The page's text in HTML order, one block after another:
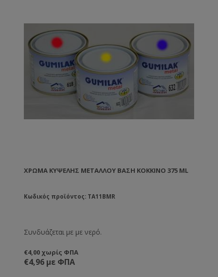
ΧΡΏΜΑ ΚΥΨΈΛΗΣ ΜΕΤΆΛΛΟΥ ΒΑΣΗ ΚΌΚΚΙΝΟ 375 ML
Κωδικός προϊόντος: TA11BMR
Συνδυάζεται με με νερό.
€4,00 χωρίς ΦΠΑ
€4,96 με ΦΠΑ